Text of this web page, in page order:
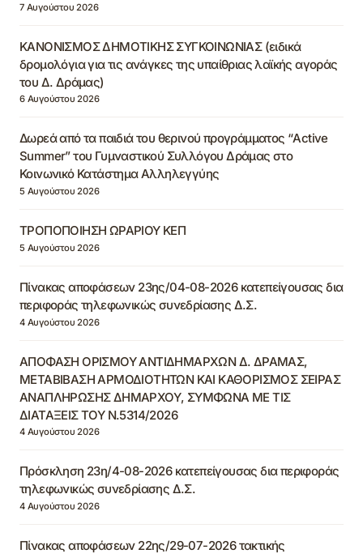
7 Αυγούστου 2026
ΚΑΝΟΝΙΣΜΟΣ ΔΗΜΟΤΙΚΗΣ ΣΥΓΚΟΙΝΩΝΙΑΣ (ειδικά
δρομολόγια για τις ανάγκες της υπαίθριας λαϊκής αγοράς
του Δ. Δράμας)
6 Αυγούστου 2026
Δωρεά από τα παιδιά του θερινού προγράμματος “Active
Summer” του Γυμναστικού Συλλόγου Δράμας στο
Κοινωνικό Κατάστημα Αλληλεγγύης
5 Αυγούστου 2026
ΤΡΟΠΟΠΟΙΗΣΗ ΩΡΑΡΙΟΥ ΚΕΠ
5 Αυγούστου 2026
Πίνακας αποφάσεων 23ης/04-08-2026 κατεπείγουσας δια
περιφοράς τηλεφωνικώς συνεδρίασης Δ.Σ.
4 Αυγούστου 2026
ΑΠΟΦΑΣΗ ΟΡΙΣΜΟΥ ΑΝΤΙΔΗΜΑΡΧΩΝ Δ. ΔΡΑΜΑΣ,
ΜΕΤΑΒΙΒΑΣΗ ΑΡΜΟΔΙΟΤΗΤΩΝ ΚΑΙ ΚΑΘΟΡΙΣΜΟΣ ΣΕΙΡΑΣ
ΑΝΑΠΛΗΡΩΣΗΣ ΔΗΜΑΡΧΟΥ, ΣΥΜΦΩΝΑ ΜΕ ΤΙΣ
ΔΙΑΤΑΞΕΙΣ ΤΟΥ Ν.5314/2026
4 Αυγούστου 2026
Πρόσκληση 23η/4-08-2026 κατεπείγουσας δια περιφοράς
τηλεφωνικώς συνεδρίασης Δ.Σ.
4 Αυγούστου 2026
Πίνακας αποφάσεων 22ης/29-07-2026 τακτικής